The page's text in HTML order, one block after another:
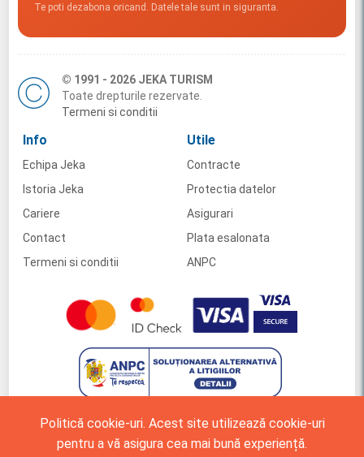
Politică cookie-uri. Acest site utilizează cookie-uri
pentru a vă asigura cea mai bună experiență.
Te poti dezabona oricand. Datele tale sunt in siguranta.
© 1991 - 2026 JEKA TURISM
Toate drepturile rezervate.
Termeni si conditii
Info
Echipa Jeka
Istoria Jeka
Cariere
Contact
Termeni si conditii
Utile
Contracte
Protectia datelor
Asigurari
Plata esalonata
ANPC